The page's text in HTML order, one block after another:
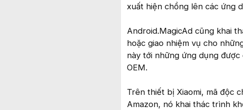
xuất hiện chồng lên các ứng
Android.MagicAd cũng khai
hoặc giao nhiệm vụ cho
này tới những ứng dụng
OEM.
Trên thiết bị Xiaomi, mã độc
Amazon, nó khai thác trình